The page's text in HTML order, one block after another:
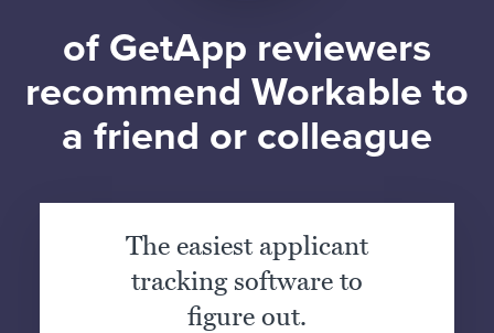
of GetApp reviewers
recommend Workable to
a friend or colleague
The easiest applicant
tracking software to
figure out.